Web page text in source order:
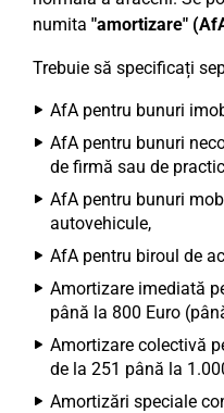
numita "amortizare"
Trebuie să specificați
AfA pentru bunuri
AfA pentru bunuri
de firmă sau de
AfA pentru bunuri
autovehicule,
AfA pentru biroul de
Amortizare imediată
până la 800 Euro
Amortizare colectivă
de la 251 până la
Amortizări speciale